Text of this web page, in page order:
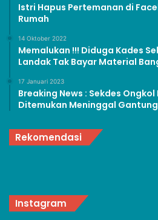
Istri Hapus Pertemanan di
Rumah
14 Oktober 2022
Memalukan !!! Diduga Kades
Landak Tak Bayar Material
17 Januari 2023
Breaking News : Sekdes
Ditemukan Meninggal
Rekomendasi
Instagram